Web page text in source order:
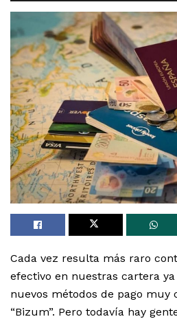
Cada vez resulta más raro
efectivo en nuestras cartera
nuevos métodos de pago muy
“Bizum”. Pero todavía hay